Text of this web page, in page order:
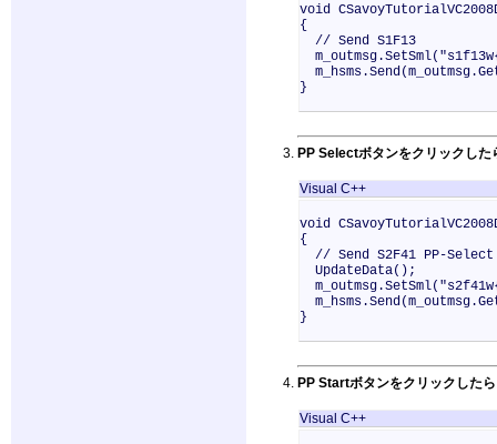
void
{
// Send S1F13
}
PP Selectボタンをクリックした
Visual C++
void
{
// Send S2F41 PP-Select
UpdateData();
}
PP Startボタンをクリックした
Visual C++